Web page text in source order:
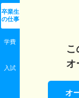
卒業生
の仕事
学費
入試
こ
オ
オ